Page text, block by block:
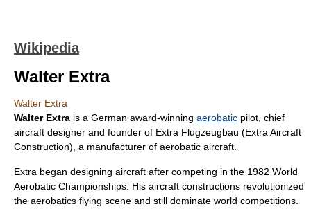
Wikipedia
Walter Extra
Walter Extra
Walter Extra is a German award-winning aerobatic pilot, chief
aircraft designer and founder of Extra Flugzeugbau (Extra Aircraft
Construction), a manufacturer of aerobatic aircraft.
Extra began designing aircraft after competing in the 1982 World
Aerobatic Championships . His aircraft constructions revolutionized
the aerobatics flying scene and still dominate world competitions.